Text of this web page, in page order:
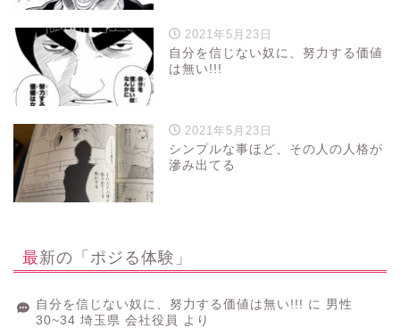
2021年5月23日
自分を信じない奴に、努力する価値
は無い!!!
2021年5月23日
シンプルな事ほど、その人の人格が
滲み出てる
最新の「ポジる体験」
自分を信じない奴に、努力する価値は無い!!! に 男性
30~34 埼玉県 会社役員
より